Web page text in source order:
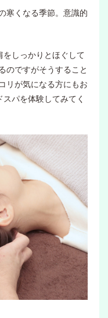
寒くなる季節。意識的
しっかりとほぐして
のですがそうすること
リが気になる方にもお
パを体験してみてく